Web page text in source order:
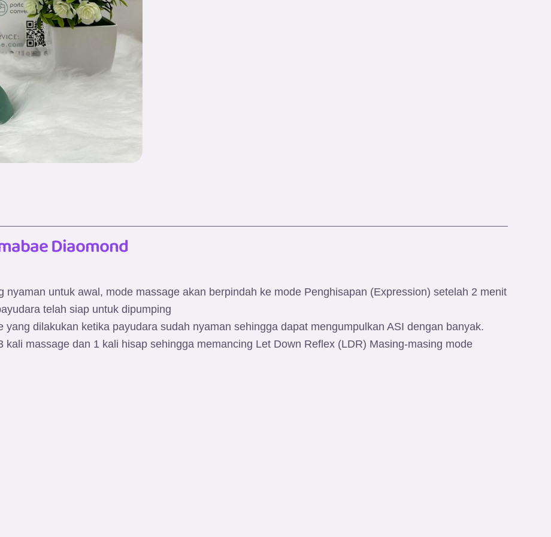
Diaomond
nyaman untuk awal, mode massage akan berpindah ke mode Penghisapan (Expression) setelah 2 menit
telah siap untuk dipumping
yang dilakukan ketika payudara sudah nyaman sehingga dapat mengumpulkan ASI dengan banyak.
kali massage dan 1 kali hisap sehingga memancing Let Down Reflex (LDR) Masing-masing mode